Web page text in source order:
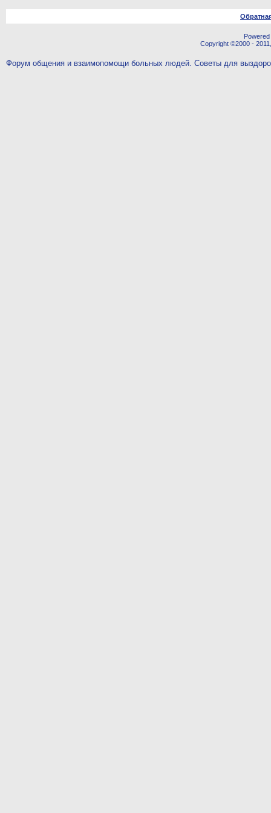
Copyright ©2000 -
Форум общения и взаимопомощи больных людей. Советы для